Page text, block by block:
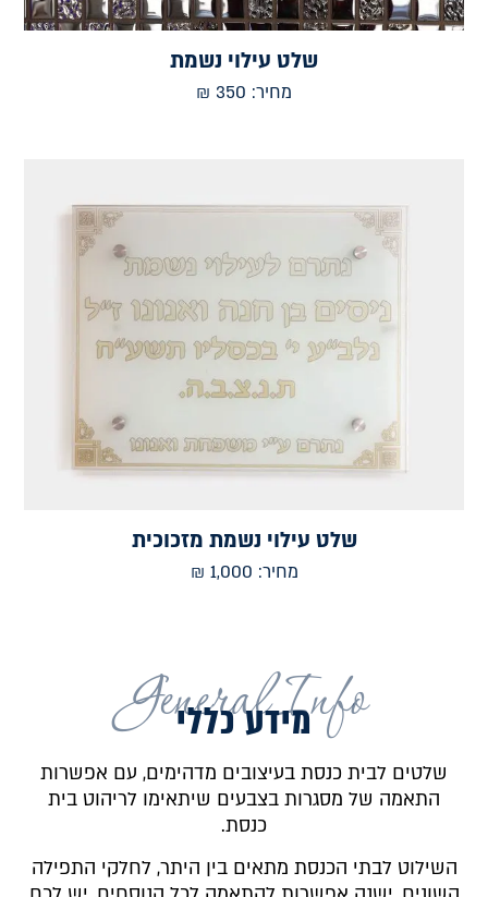
שלט עילוי נשמת
מחיר: 350
₪
שלט עילוי נשמת מזכוכית
מחיר: 1,000
₪
General Info
מידע כללי
שלטים לבית כנסת בעיצובים מדהימים, עם אפשרות
התאמה של מסגרות בצבעים שיתאימו לריהוט בית
כנסת.
השילוט לבתי הכנסת מתאים בין היתר, לחלקי התפילה